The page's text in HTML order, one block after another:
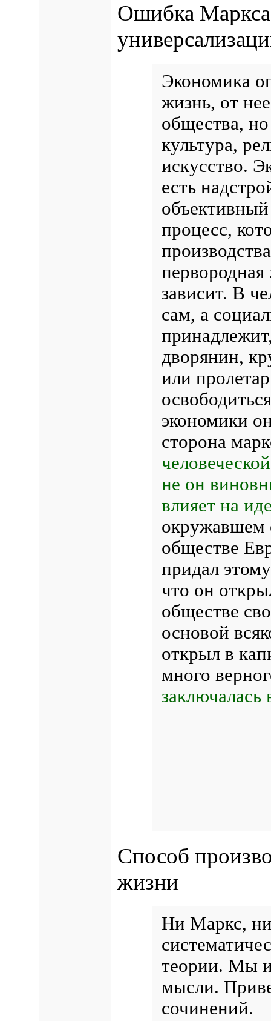
Ошибка Маркса
Экономика
жизнь, от
общества,
культура,
искусство.
есть
процесс,
первородная
зависит. В
сам, а
дворянин,
или
экономики
сторона
не он
влияет на
окружавшем
обществе
придал
что он
обществе
основой
открыл в
много
заключалась
Способ
жизни
Ни Маркс, ни
теории. Мы
мысли.
сочинений.